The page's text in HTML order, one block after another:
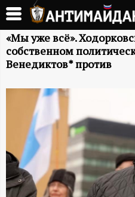
Перейти
основному
содержанию
А
Н
Т
М
А
«Мы уже всё».
собственном
Венедиктов* против